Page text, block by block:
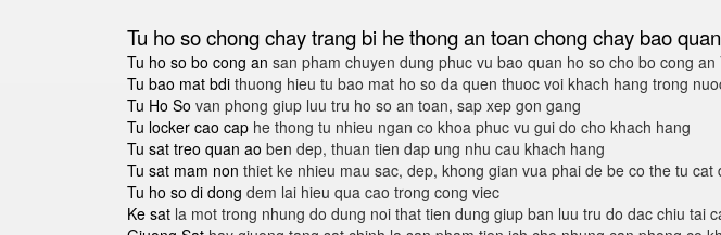
Tu ho so chong chaytrang bi he thong an toan chong chay bao
Tu ho so bo cong an san pham chuyen dung phuc vu bao quan ho so cho bo cong an
Tu bao mat bdi thuong hieu tu bao mat ho so da quen thuoc voi khach hang trong
Tu Ho So van phong giup luu tru ho so an toan, sap xep gon gang
Tu locker cao cap he thong tu nhieu ngan co khoa phuc vu gui do cho khach hang
Tu sat treo quan ao ben dep, thuan tien dap ung nhu cau khach hang
Tu sat mam non thiet ke nhieu mau sac, dep, khong gian vua phai de be co the tu cat
Tu ho so di dong dem lai hieu qua cao trong cong viec
Ke sat la mot trong nhung do dung noi that tien dung giup ban luu tru do dac chiu tai